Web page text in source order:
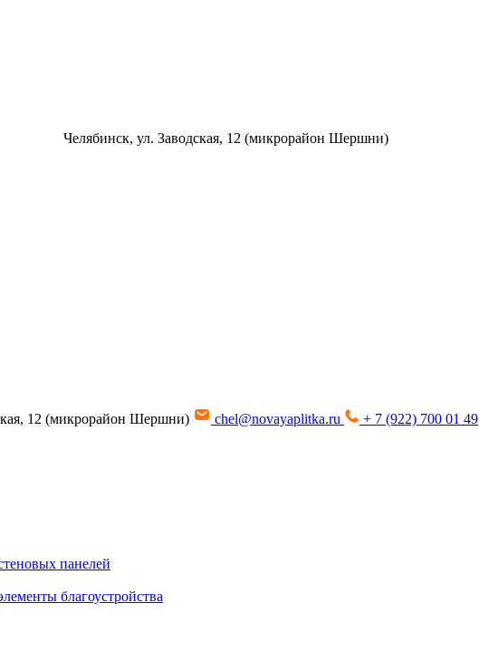
Челябинск, ул. Заводская, 12 (микрорайон Шершни)
12 (микрорайон Шершни) chel@novayaplitka.ru
+ 7 (922) 700 01 49
панелей
благоустройства